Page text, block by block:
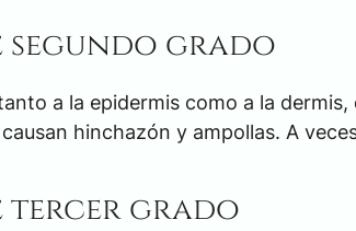
segundo grado
a la epidermis como a la
hinchazón y ampollas. A
tercer grado